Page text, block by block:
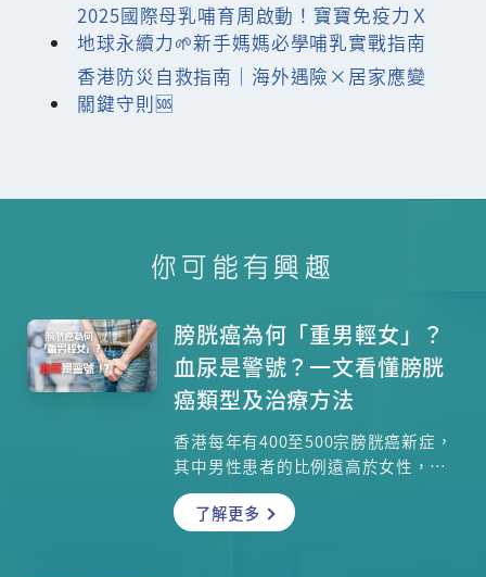
2025國際母乳哺育周啟動！寶寶免疫力Ｘ
地球永續力🌱新手媽媽必學哺乳實戰指南
香港防災自救指南｜海外遇險×居家應變
關鍵守則🆘
你可能有興趣
膀胱癌為何「重男輕女」？
血尿是警號？一文看懂膀胱
癌類型及治療方法
香港每年有400至500宗膀胱癌新症，
其中男性患者的比例遠高於女性，原
因為何？臨床腫瘤科專科醫生林河清
醫生為你逐一講解，膀胱癌的早期跡
了解更多